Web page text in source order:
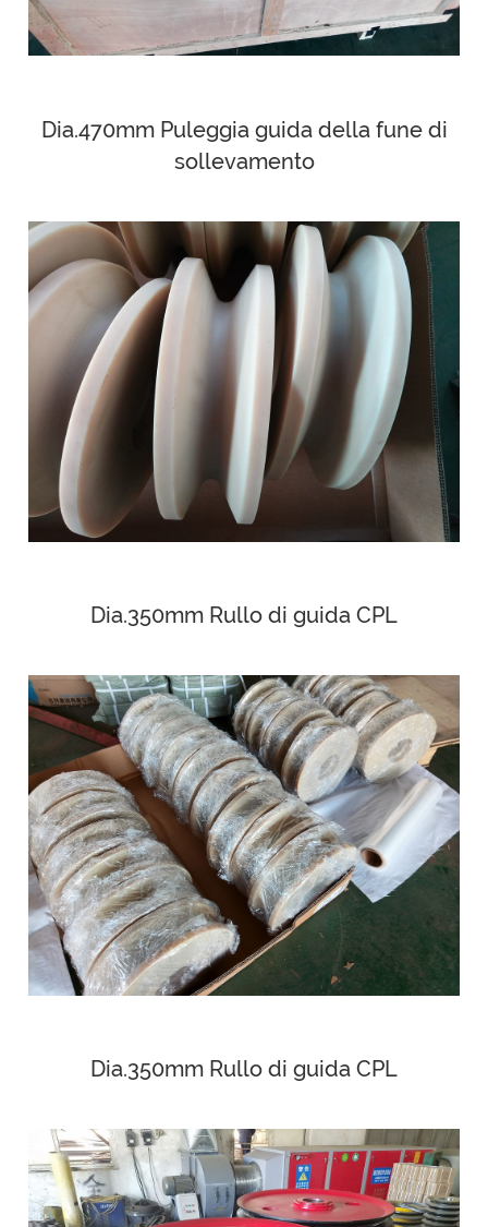
Dia.470mm Puleggia guida della fune di
sollevamento
Dia.350mm Rullo di guida CPL
Dia.350mm Rullo di guida CPL